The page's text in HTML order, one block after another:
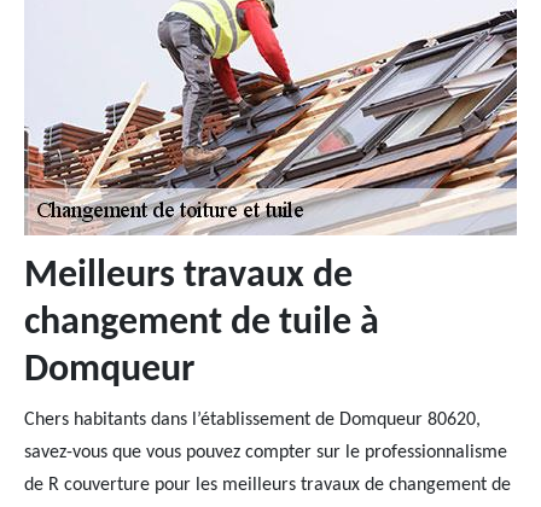
Meilleurs travaux de
changement de tuile à
Domqueur
Chers habitants dans l’établissement de Domqueur 80620,
savez-vous que vous pouvez compter sur le professionnalisme
de R couverture pour les meilleurs travaux de changement de